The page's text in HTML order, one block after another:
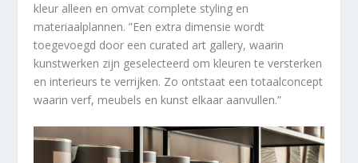
kleur alleen en omvat complete styling en
materiaalplannen. ”Een extra dimensie wordt
toegevoegd door een curated art gallery, waarin
kunstwerken zijn geselecteerd om kleuren te versterken
en interieurs te verrijken. Zo ontstaat een totaalconcept
waarin verf, meubels en kunst elkaar aanvullen.”